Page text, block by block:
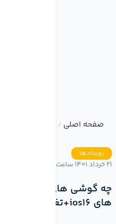
صفحه اصلی /
رویدادها
21 خرداد 1401 ساعت 18:07
های ios16+تغییرات و ویژگی ها